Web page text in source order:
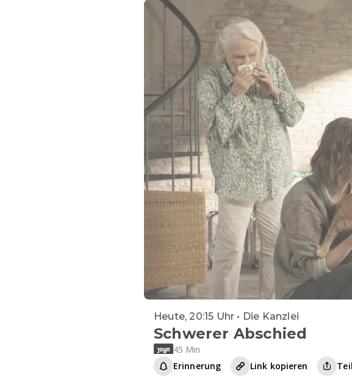
Heute, 20:15 Uhr • Die Kanzlei
Schwerer Abschied
45 Min
Erinnerung
Link kopieren